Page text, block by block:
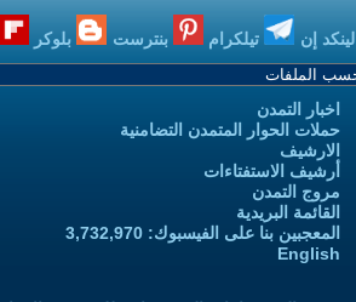
لينكد إن تيلكرام بنترست بلوكر
اخبار التمدن
حملات الحوار المتمدن التضامنية
الارشيف
أرشيف الاستفتاءات
مروج التمدن
القائمة البريدية
المعجبين بنا على الفيسبوك: 3,732,970
English